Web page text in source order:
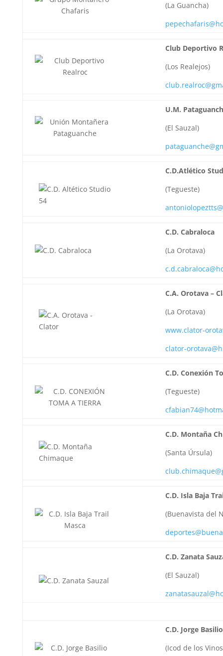
(La Guancha)
Club Deportivo
(Los Realejos)
U.M.
(El Sauzal)
C.D.Atlético
(Tegueste)
C.D. Cabraloca
(La Orotava)
C.A. Orotava –
(La Orotava)
www.clator-
clator-
C.D. Conexión
(Tegueste)
C.D. Montaña
(Santa Úrsula)
C.D. Isla Baja
(Buenavista del
C.D. Zanata
(El Sauzal)
C.D. Jorge
(Icod de los